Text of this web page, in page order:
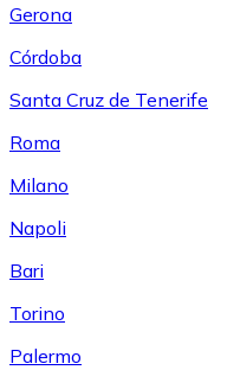
Gerona
Córdoba
Santa Cruz de Tenerife
Roma
Milano
Napoli
Bari
Torino
Palermo